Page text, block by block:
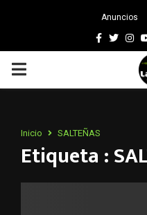
Anuncios
Facebook
PRIMARY
Inicio SALTEÑAS
Etiqueta :